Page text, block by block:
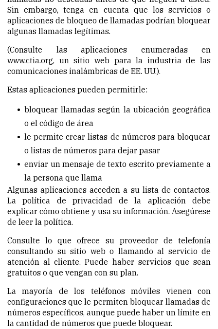
Sin embargo, tenga en cuenta que los servicios o
aplicaciones de bloqueo de llamadas podrían bloquear
algunas llamadas legítimas.
(Consulte las aplicaciones enumeradas en
www.ctia.org, un sitio web para la industria de las
comunicaciones inalámbricas de EE. UU.).
Estas aplicaciones pueden permitirle:
bloquear llamadas según la ubicación geográfica
o el código de área
le permite crear listas de números para bloquear
o listas de números para dejar pasar
enviar un mensaje de texto escrito previamente a
la persona que llama
Algunas aplicaciones acceden a su lista de contactos.
La política de privacidad de la aplicación debe
explicar cómo obtiene y usa su información. Asegúrese
de leer la política.
Consulte lo que ofrece su proveedor de telefonía
consultando su sitio web o llamando al servicio de
atención al cliente. Puede haber servicios que sean
gratuitos o que vengan con su plan.
La mayoría de los teléfonos móviles vienen con
configuraciones que le permiten bloquear llamadas de
números específicos, aunque puede haber un límite en
la cantidad de números que puede bloquear.